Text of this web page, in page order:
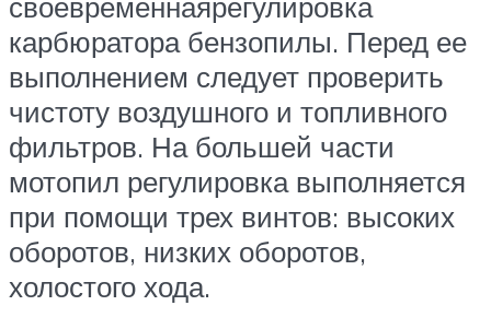
карбюратора бензопилы. Перед ее
выполнением следует проверить
чистоту воздушного и топливного
фильтров. На большей части
мотопил регулировка выполняется
при помощи трех винтов: высоких
оборотов, низких оборотов,
холостого хода.